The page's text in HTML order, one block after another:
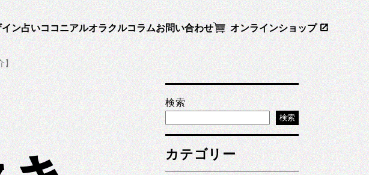
ン占いココニアルオラクルコラムお問い合わせ オンラインショップ
】
検索
検索
カテゴリー